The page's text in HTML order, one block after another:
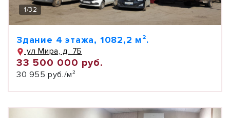
1/32
Здание 4 этажа, 1082,2 м².
ул Мира, д. 7Б
33 500 000 руб.
30 955 руб./м²